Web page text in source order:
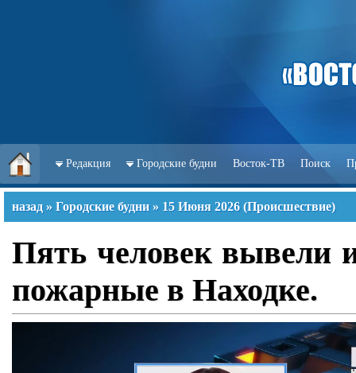
Редакция Городские будни Восток-ТВ Поиск
назад » Городские будни » 15 Июня 2026 (Происшествие)
Пять человек вывели
пожарные в Находке.